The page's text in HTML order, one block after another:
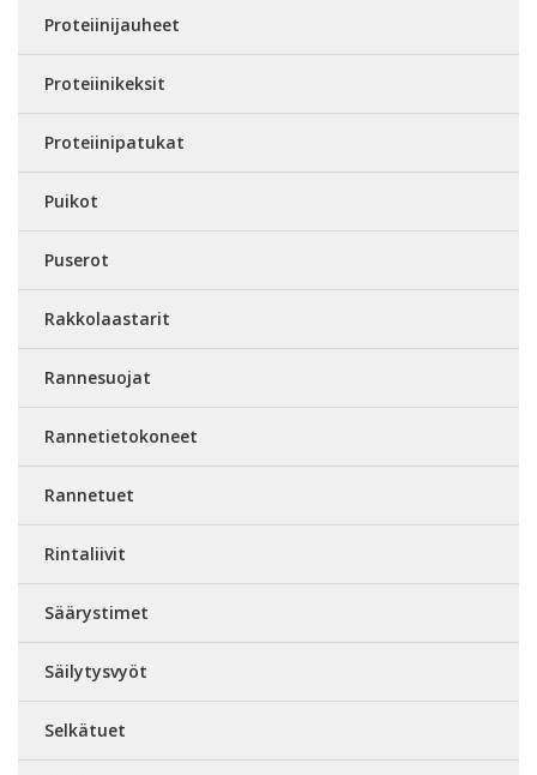
Proteiinijauheet
Proteiinikeksit
Proteiinipatukat
Puikot
Puserot
Rakkolaastarit
Rannesuojat
Rannetietokoneet
Rannetuet
Rintaliivit
Säärystimet
Säilytysvyöt
Selkätuet